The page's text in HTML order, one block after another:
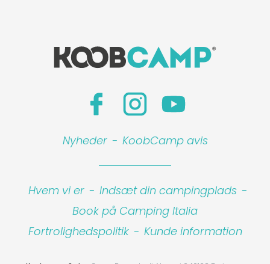
Nyheder - KoobCamp avis
Hvem vi er - Indsæt din campingplads -
Book på Camping Italia
Fortrolighedspolitik - Kunde information